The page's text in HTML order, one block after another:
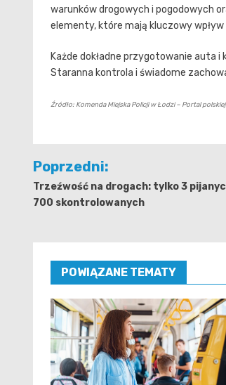
warunków drogowych i pogodowych
elementy, które mają kluczowy
Każde dokładne przygotowanie auta
Staranna kontrola i świadome
Źródło: Komenda Miejska Policji w Łodzi – Portal polskiej
Nawigacja
wpisu
Poprzedni:
Trzeźwość na drogach: tylko 3
700 skontrolowanych
POWIĄZANE TEMATY